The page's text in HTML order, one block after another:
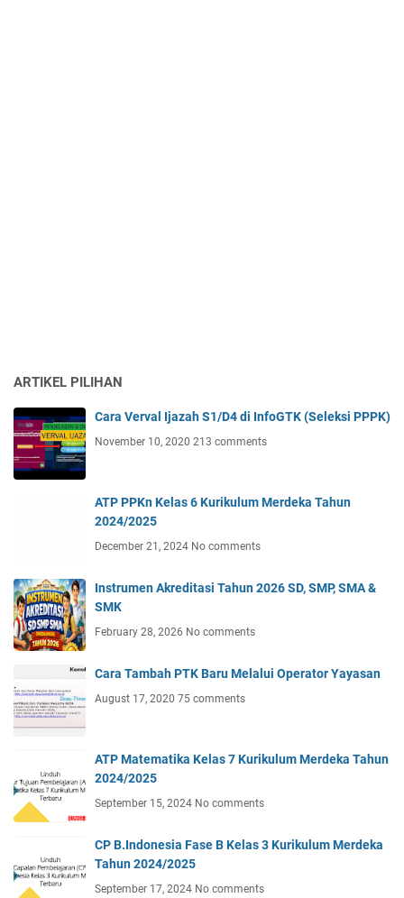
ARTIKEL PILIHAN
Cara Verval Ijazah S1/D4 di InfoGTK (Seleksi PPPK)
November 10, 2020 213 comments
ATP PPKn Kelas 6 Kurikulum Merdeka Tahun
2024/2025
December 21, 2024 No comments
Instrumen Akreditasi Tahun 2026 SD, SMP, SMA &
SMK
February 28, 2026 No comments
Cara Tambah PTK Baru Melalui Operator Yayasan
August 17, 2020 75 comments
ATP Matematika Kelas 7 Kurikulum Merdeka Tahun
2024/2025
September 15, 2024 No comments
CP B.Indonesia Fase B Kelas 3 Kurikulum Merdeka
Tahun 2024/2025
September 17, 2024 No comments